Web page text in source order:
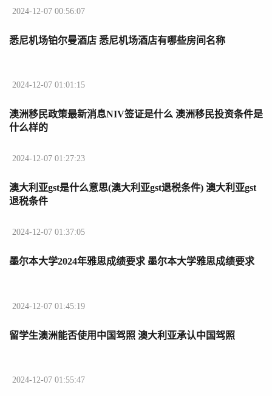
2024-12-07 00:56:07
悉尼机场铂尔曼酒店 悉尼机场酒店有哪些房间名称
2024-12-07 01:01:15
澳洲移民政策最新消息NIV签证是什么 澳洲移民投资条件是
什么样的
2024-12-07 01:27:23
澳大利亚gst是什么意思(澳大利亚gst退税条件) 澳大利亚gst
退税条件
2024-12-07 01:37:05
墨尔本大学2024年雅思成绩要求 墨尔本大学雅思成绩要求
2024-12-07 01:45:19
留学生澳洲能否使用中国驾照 澳大利亚承认中国驾照
2024-12-07 01:55:47